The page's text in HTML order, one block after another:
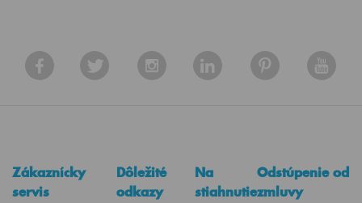
Zákaznícky
servis
Dôležité
odkazy
Na
stiahnutie
Odstúpenie od
zmluvy